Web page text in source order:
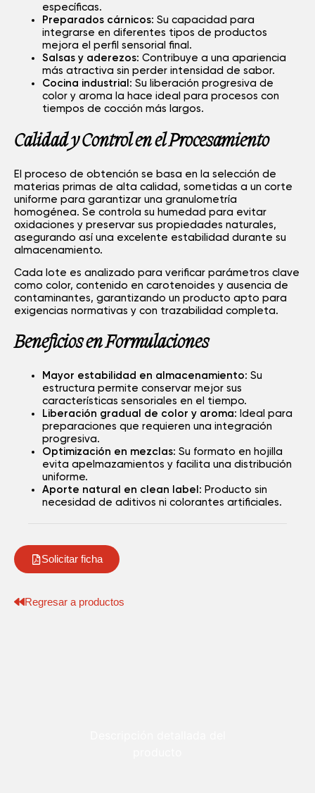
específicas.
Preparados cárnicos: Su capacidad para
integrarse en diferentes tipos de productos
mejora el perfil sensorial final.
Salsas y aderezos: Contribuye a una apariencia
más atractiva sin perder intensidad de sabor.
Cocina industrial : Su liberación progresiva de
color y aroma la hace ideal para procesos con
tiempos de cocción más largos.
Calidad y Control en el Procesamiento
El proceso de obtención se basa en la selección de
materias primas de alta calidad, sometidas a un corte
uniforme para garantizar una granulometría
homogénea. Se controla su humedad para evitar
oxidaciones y preservar sus propiedades naturales,
asegurando así una excelente estabilidad durante su
almacenamiento.
Cada lote es analizado para verificar parámetros clave
como color, contenido en carotenoides y ausencia de
contaminantes, garantizando un producto apto para
exigencias normativas y con trazabilidad completa.
Beneficios en Formulaciones
Mayor estabilidad en almacenamiento: Su
estructura permite conservar mejor sus
características sensoriales en el tiempo.
Liberación gradual de color y aroma: Ideal para
preparaciones que requieren una integración
progresiva.
Optimización en mezclas: Su formato en hojilla
evita apelmazamientos y facilita una distribución
uniforme.
Aporte natural en clean label : Producto sin
necesidad de aditivos ni colorantes artificiales.
Solicitar ficha
Regresar a productos